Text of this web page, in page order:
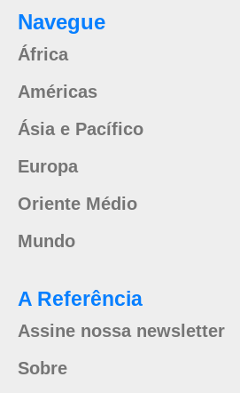
Navegue
África
Américas
Ásia e Pacífico
Europa
Oriente Médio
Mundo
A Referência
Assine nossa newsletter
Sobre